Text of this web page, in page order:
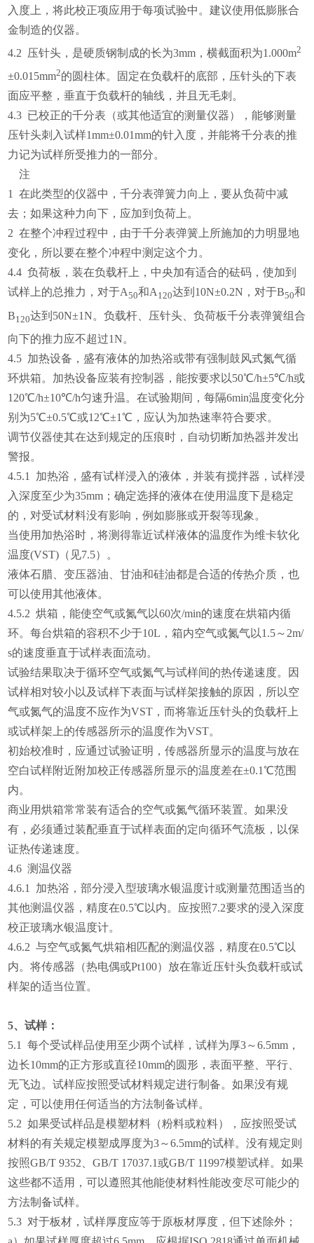
入度上，将此校正项应用于每项试验中。建议使用低膨胀合
金制造的仪器。
4.2 压针头，是硬质钢制成的长为3mm，横截面积为1.000m2
±0.015mm2的圆柱体。固定在负载杆的底部，压针头的下表
面应平整，垂直于负载杆的轴线，并且无毛刺。
4.3 已校正的千分表（或其他适宜的测量仪器），能够测量
压针头刺入试样1mm±0.01mm的针入度，并能将千分表的推
力记为试样所受推力的一部分。
注
1 在此类型的仪器中，千分表弹簧力向上，要从负荷中减
去；如果这种力向下，应加到负荷上。
2 在整个冲程过程中，由于千分表弹簧上所施加的力明显地
变化，所以要在整个冲程中测定这个力。
4.4 负荷板，装在负载杆上，中央加有适合的砝码，使加到
试样上的总推力，对于A50和A120达到10N±0.2N，对于B50和
B120达到50N±1N。负载杆、压针头、负荷板千分表弹簧组合
向下的推力应不超过1N。
4.5 加热设备，盛有液体的加热浴或带有强制鼓风式氮气循
环烘箱。加热设备应装有控制器，能按要求以50℃/h±5℃/h或
120℃/h±10℃/h匀速升温。在试验期间，每隔6min温度变化分
别为5℃±0.5℃或12℃±1℃，应认为加热速率符合要求。
调节仪器使其在达到规定的压痕时，自动切断加热器并发出
警报。
4.5.1 加热浴，盛有试样浸入的液体，并装有搅拌器，试样浸
入深度至少为35mm；确定选择的液体在使用温度下是稳定
的，对受试材料没有影响，例如膨胀或开裂等现象。
当使用加热浴时，将测得靠近试样液体的温度作为维卡软化
温度(VST)（见7.5）。
液体石腊、变压器油、甘油和硅油都是合适的传热介质，也
可以使用其他液体。
4.5.2 烘箱，能使空气或氮气以60次/min的速度在烘箱内循
环。每台烘箱的容积不少于10L，箱内空气或氮气以1.5～2m/
s的速度垂直于试样表面流动。
试验结果取决于循环空气或氮气与试样间的热传递速度。因
试样相对较小以及试样下表面与试样架接触的原因，所以空
气或氮气的温度不应作为VST，而将靠近压针头的负载杆上
或试样架上的传感器所示的温度作为VST。
初始校准时，应通过试验证明，传感器所显示的温度与放在
空白试样附近附加校正传感器所显示的温度差在±0.1℃范围
内。
商业用烘箱常常装有适合的空气或氮气循环装置。如果没
有，必须通过装配垂直于试样表面的定向循环气流板，以保
证热传递速度。
4.6 测温仪器
4.6.1 加热浴，部分浸入型玻璃水银温度计或测量范围适当的
其他测温仪器，精度在0.5℃以内。应按照7.2要求的浸入深度
校正玻璃水银温度计。
4.6.2 与空气或氮气烘箱相匹配的测温仪器，精度在0.5℃以
内。将传感器（热电偶或Pt100）放在靠近压针头负载杆或试
样架的适当位置。
5、试样：
5.1 每个受试样品使用至少两个试样，试样为厚3～6.5mm，
边长10mm的正方形或直径10mm的圆形，表面平整、平行、
无飞边。试样应按照受试材料规定进行制备。如果没有规
定，可以使用任何适当的方法制备试样。
5.2 如果受试样品是模塑材料（粉料或粒料），应按照受试
材料的有关规定模塑成厚度为3～6.5mm的试样。没有规定则
按照GB/T 9352、GB/T 17037.1或GB/T 11997模塑试样。如果
这些都不适用，可以遵照其他能使材料性能改变尽可能少的
方法制备试样。
5.3 对于板材，试样厚度应等于原板材厚度，但下述除外；